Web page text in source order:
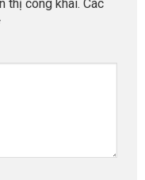
thị công khai. Các